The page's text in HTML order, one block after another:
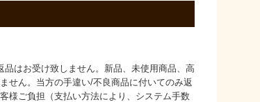
はお受け致しません。新品、未使用商品、高
せん。当方の手違い/不良商品に付いてのみ返
様ご負担（支払い方法により、システム手数